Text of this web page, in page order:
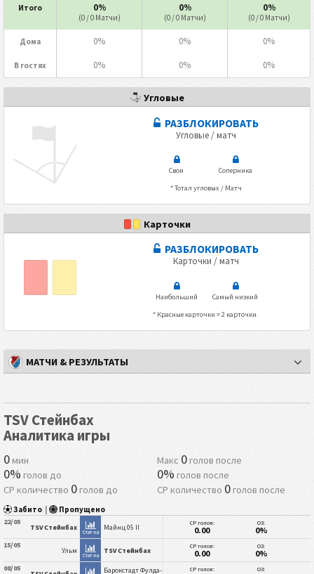
Итого 0%
(0 / 0 Матчи)
0%
(0 / 0 Матчи)
0%
(0 / 0 Матчи)
Дома 0% 0% 0%
В гостях 0% 0% 0%
Угловые
РАЗБЛОКИРОВАТЬ
Угловые / матч
Свои
Соперника
* Тотал угловых / Матч
Карточки
РАЗБЛОКИРОВАТЬ
Карточки / матч
Наибольший
Самый низкий
* Красные карточки = 2 карточки.
МАТЧИ & РЕЗУЛЬТАТЫ
TSV Стейнбах
Аналитика игры
0мин Макс 0голов после
0% голов до 0% голов после
СР количество 0голов до СР количество 0голов после
Забито | Пропущено
22/05
TSV Стейнбах Стат-ка Майнц 05 II СР голов:
0.00
ОЗ:
0%
15/05
Ульм Стат-ка TSV Стейнбах СР голов:
0.00
ОЗ:
0%
08/05 Барокстадт Фулда- СР голов: ОЗ: